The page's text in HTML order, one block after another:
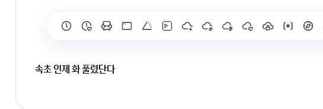
속초 인제 화 풀렸단다